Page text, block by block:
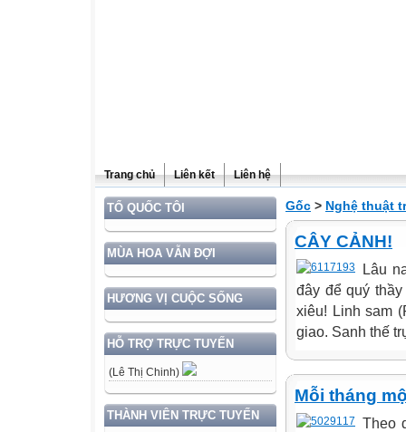
Trang chủ Liên kết Liên hệ
TỔ QUỐC TÔI
MÙA HOA VẪN ĐỢI
HƯƠNG VỊ CUỘC SỐNG
HỖ TRỢ TRỰC TUYẾN
(Lê Thị Chinh)
THÀNH VIÊN TRỰC TUYẾN
Gốc > Nghệ thuật
CÂY CẢNH!
Lâu
đây để quý
xiêu! Linh sam
giao. Sanh thế
Mỗi tháng
Theo